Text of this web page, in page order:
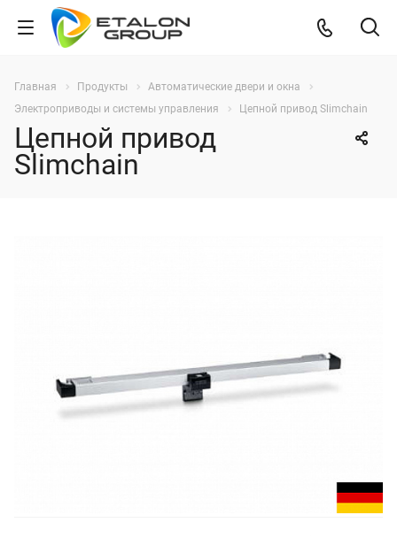
Главная Продукты
Автоматические двери и окна
Электроприводы и системы управления
Цепной привод Slimchain
Цепной привод
Slimchain